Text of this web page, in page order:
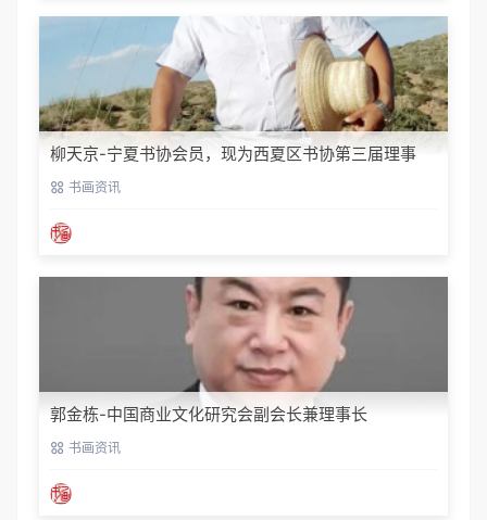
柳天京-宁夏书协会员，现为西夏区书协第三届理事
书画资讯
郭金栋-中国商业文化研究会副会长兼理事长
书画资讯